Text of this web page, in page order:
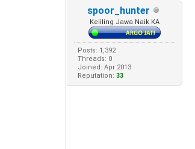
spoor_hunter
Keliling Jawa Naik KA
Posts: 1,392
Threads: 0
Joined: Apr 2013
Reputation: 33